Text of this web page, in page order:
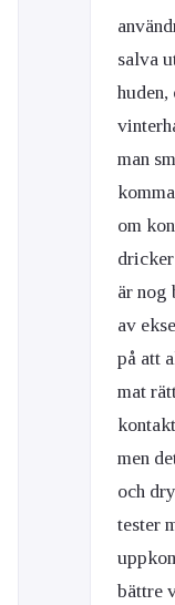
salva
man
om
är nog
av
på att
mat
men
och
tester
bättre